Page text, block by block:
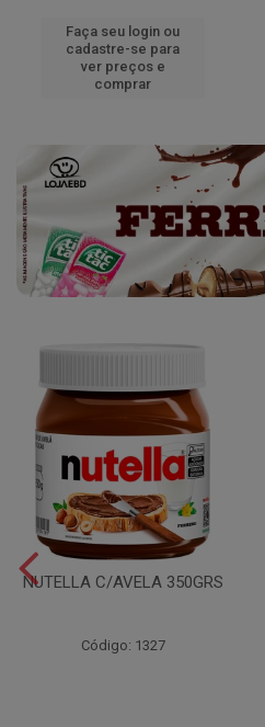
Faça seu login ou
cadastre-se para
ver preços e
comprar
NUTELLA C/AVELA 350GRS
Código: 1327